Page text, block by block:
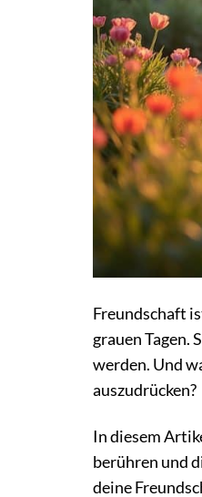
Freundschaft
grauen Tagen.
werden. Und
auszudrücken?
In diesem
berühren und
deine